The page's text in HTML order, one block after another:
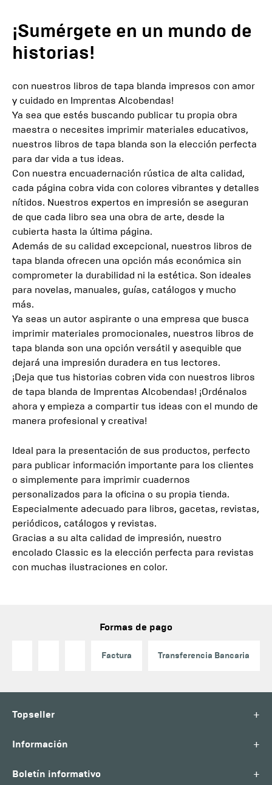
¡Sumérgete en un mundo de
historias!
con nuestros libros de tapa blanda impresos con amor
y cuidado en Imprentas Alcobendas!
Ya sea que estés buscando publicar tu propia obra
maestra o necesites imprimir materiales educativos,
nuestros libros de tapa blanda son la elección perfecta
para dar vida a tus ideas.
Con nuestra encuadernación rústica de alta calidad,
cada página cobra vida con colores vibrantes y detalles
nítidos. Nuestros expertos en impresión se aseguran
de que cada libro sea una obra de arte, desde la
cubierta hasta la última página.
Además de su calidad excepcional, nuestros libros de
tapa blanda ofrecen una opción más económica sin
comprometer la durabilidad ni la estética. Son ideales
para novelas, manuales, guías, catálogos y mucho
más.
Ya seas un autor aspirante o una empresa que busca
imprimir materiales promocionales, nuestros libros de
tapa blanda son una opción versátil y asequible que
dejará una impresión duradera en tus lectores.
¡Deja que tus historias cobren vida con nuestros libros
de tapa blanda de Imprentas Alcobendas! ¡Ordénalos
ahora y empieza a compartir tus ideas con el mundo de
manera profesional y creativa!
Ideal para la presentación de sus productos, perfecto
para publicar información importante para los clientes
o simplemente para imprimir cuadernos
personalizados para la oficina o su propia tienda.
Especialmente adecuado para libros, gacetas, revistas,
periódicos, catálogos y revistas.
Gracias a su alta calidad de impresión, nuestro
encolado Classic es la elección perfecta para revistas
con muchas ilustraciones en color.
Formas de pago
Factura Transferencia Bancaria
Topseller +
Información +
Boletín informativo +